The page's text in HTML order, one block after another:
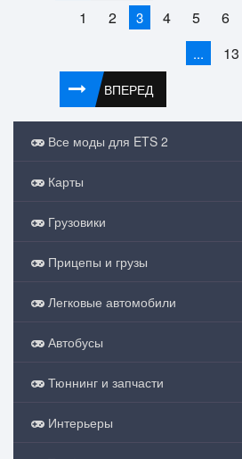
1 2 3 4 5 6
... 13
ВПЕРЕД
Все моды для ETS 2
Карты
Грузовики
Прицепы и грузы
Легковые автомобили
Автобусы
Тюннинг и запчасти
Интерьеры